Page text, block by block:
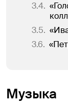
3.4.
3.5.
3.6.
Музыка